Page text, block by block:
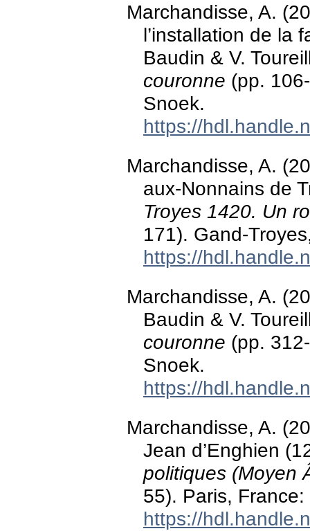
Marchandisse, A.
l’installation de la
Baudin & V.
couronne (pp.
Snoek.
https://
Marchandisse, A.
aux-Nonnains de
Troyes 1420. Un
171). Gand-
https://
Marchandisse, A.
Baudin & V.
couronne (pp.
Snoek.
https://
Marchandisse, A.
Jean d’Enghien
politiques (Moyen
55). Paris,
https://